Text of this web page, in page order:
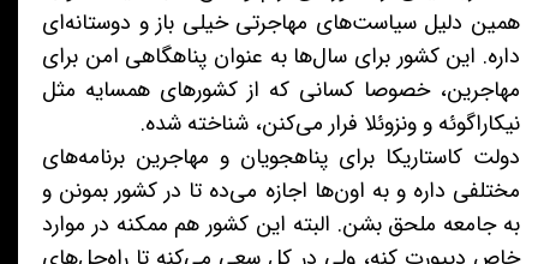
همین دلیل سیاست‌های مهاجرتی خیلی باز و دوستانه‌ای
داره. این کشور برای سال‌ها به عنوان پناهگاهی امن برای
مهاجرین، خصوصا کسانی که از کشورهای همسایه مثل
نیکاراگوئه و ونزوئلا فرار می‌کنن، شناخته شده.
دولت کاستاریکا برای پناهجویان و مهاجرین برنامه‌های
مختلفی داره و به اون‌ها اجازه می‌ده تا در کشور بمونن و
به جامعه ملحق بشن. البته این کشور هم ممکنه در موارد